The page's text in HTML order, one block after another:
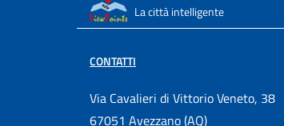
La città intelligente
CONTATTI
Via Cavalieri di Vittorio Veneto, 38
67051 Avezzano (AQ)